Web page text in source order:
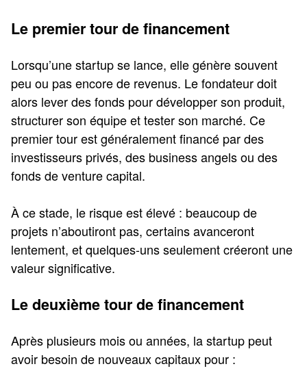
Le premier tour de financement
Lorsqu’une startup se lance, elle génère souvent
peu ou pas encore de revenus. Le fondateur doit
alors lever des fonds pour développer son produit,
structurer son équipe et tester son marché. Ce
premier tour est généralement financé par des
investisseurs privés, des business angels ou des
fonds de venture capital.
À ce stade, le risque est élevé : beaucoup de
projets n’aboutiront pas, certains avanceront
lentement, et quelques-uns seulement créeront une
valeur significative.
Le deuxième tour de financement
Après plusieurs mois ou années, la startup peut
avoir besoin de nouveaux capitaux pour :